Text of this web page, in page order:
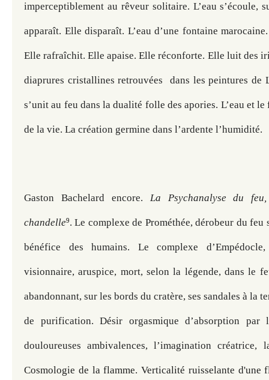
imperceptiblement au rêveur solitaire. L’eau s’écoule,
apparaît. Elle disparaît. L’eau d’une fontaine
Elle rafraîchit. Elle apaise. Elle réconforte. Elle luit des
diaprures cristallines retrouvées  dans les peintures de
s’unit au feu dans la dualité folle des apories. L’eau et
de la vie. La création germine dans l’ardente l’humidité.
Gaston Bachelard encore. La Psychanalyse du
chandelle9. Le complexe de Prométhée, dérobeur du feu
bénéfice des humains. Le complexe
visionnaire, aruspice, mort, selon la légende, dans le
abandonnant, sur les bords du cratère, ses sandales à la
de purification. Désir orgasmique d’absorption par
Cosmologie de la flamme. Verticalité ruisselante d'une